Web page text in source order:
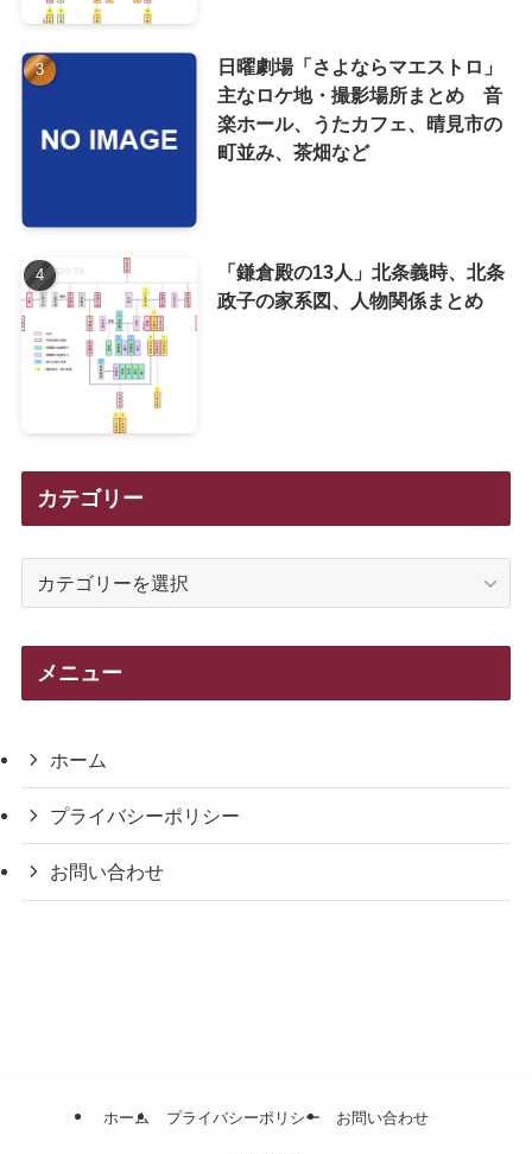
日曜劇場「さよならマエストロ」
主なロケ地・撮影場所まとめ 音
楽ホール、うたカフェ、晴見市の
町並み、茶畑など
「鎌倉殿の13人」北条義時、北条
政子の家系図、人物関係まとめ
カテゴリー
メニュー
ホーム
プライバシーポリシー
お問い合わせ
ホーム プライバシーポリシー お問い合わせ